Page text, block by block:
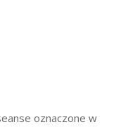
oznaczone w